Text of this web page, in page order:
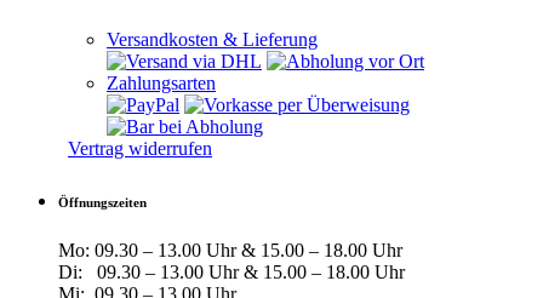
Versandkosten & Lieferung
Zahlungsarten
Vertrag widerrufen
Öffnungszeiten
Mo: 09.30 – 13.00 Uhr & 15.00 – 18.00 Uhr
Di: 09.30 – 13.00 Uhr & 15.00 – 18.00 Uhr
Mi: 09.30 – 13.00 Uhr